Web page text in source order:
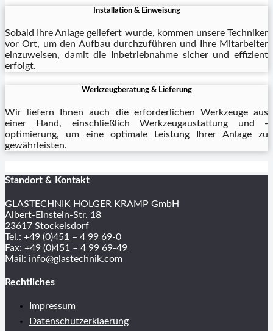
Installation & Einweisung
Sobald Ihre Anlage geliefert wurde, kommen unsere Techniker
vor Ort, um den Aufbau durchzuführen und Ihre Mitarbeiter
einzuweisen, damit die Inbetriebnahme sicher und effizient
erfolgt.
Werkzeugberatung & Lieferung
Wir liefern Ihnen auch die erforderlichen Werkzeuge aus
einer Hand, einschließlich Werkzeugaustattung und -
optimierung, um eine optimale Leistung Ihrer Anlage zu
gewährleisten.
Standort & Kontakt
GLASTECHNIK HOLGER KRAMP GmbH
Albert-Einstein-Str. 18
23617 Stockelsdorf
Tel.: +49 (0)451 – 4 99 69-0
Fax: +49 (0)451 – 4 99 69-49
Mail: info@glastechnik.com
Rechtliches
Impressum
Datenschutzerklaerung